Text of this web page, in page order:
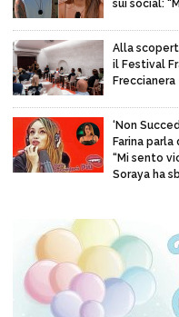
sui social:
Alla
il Festival
Freccianera
‘Non
Farina
“Mi sento
Soraya ha